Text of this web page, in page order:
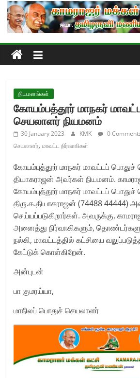
Skip
content
நியமனங்கள்
கோயம்பத்தூர் மாநகர்
செயலாளர் நியமனம்
30 January 2023 KMK 0
செயலாளர்,மாவட்ட நிர்வாகிகள்
கோயம்புத்தூர் மாநகர் மாவட்டப் பொதுச்
தியாகராஜன் அவர்கள் நியமனம்.
கோயம்புத்தூர் மாநகர் மாவட்டப்
திரு.க.தியாகராஜன் (74488 44444)
செய்யப்படுகிறார்கள். அவருக்கு,
அனைத்து நிர்வாகிகளும்,
நல்கி, மாவட்டத்தில் கட்சியை
கேட்டுக் கொள்கிறேன்.
அன்புடன்
பா குமரய்யா,
மாநிலப் பொதுச் செயலாளர்